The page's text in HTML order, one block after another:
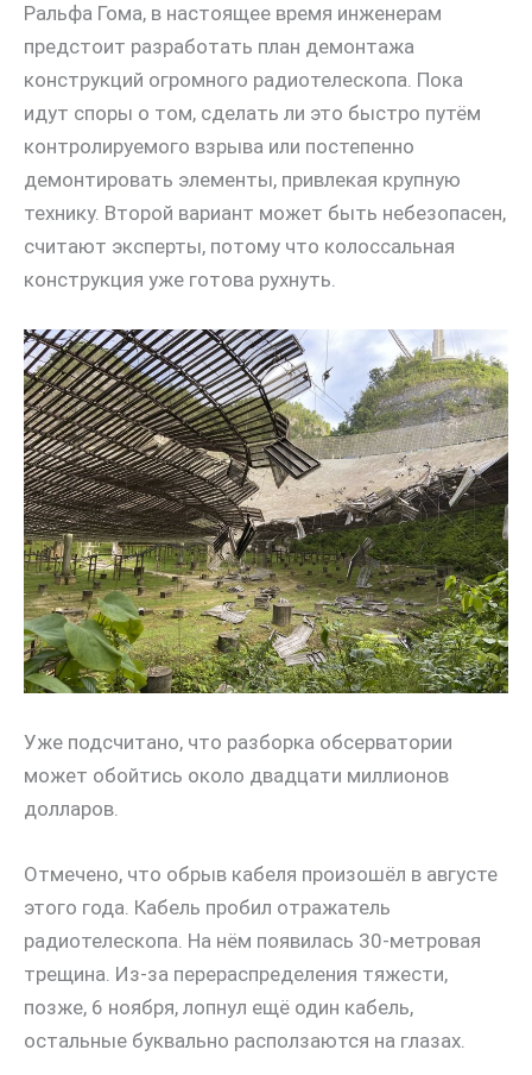
Ральфа Гома, в настоящее время инженерам
предстоит разработать план демонтажа
конструкций огромного радиотелескопа. Пока
идут споры о том, сделать ли это быстро путём
контролируемого взрыва или постепенно
демонтировать элементы, привлекая крупную
технику. Второй вариант может быть небезопасен,
считают эксперты, потому что колоссальная
конструкция уже готова рухнуть.
Уже подсчитано, что разборка обсерватории
может обойтись около двадцати миллионов
долларов.
Отмечено, что обрыв кабеля произошёл в августе
этого года. Кабель пробил отражатель
радиотелескопа. На нём появилась 30-метровая
трещина. Из-за перераспределения тяжести,
позже, 6 ноября, лопнул ещё один кабель,
остальные буквально расползаются на глазах.